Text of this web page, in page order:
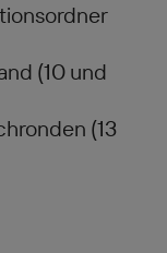
(10 und
(13